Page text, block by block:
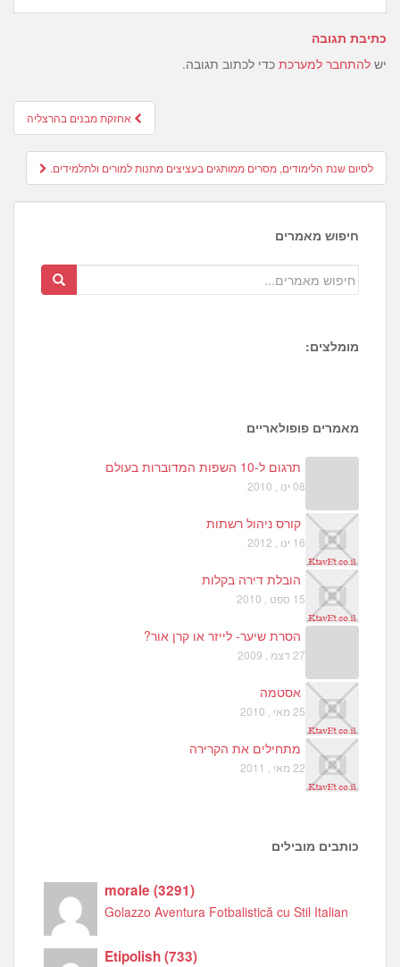
כתיבת תגובה
יש להתחבר למערכת כדי לכתוב תגובה.
אחזקת מבנים בהרצליה
לסיום שנת הלימודים, מסרים ממותגים בעציצים מתנות למורים ולתלמידים.
חיפוש מאמרים
מומלצים:
מאמרים פופולאריים
תרגום ל-10 השפות המדוברות בעולם
08 ינו , 2010
קורס ניהול רשתות
16 ינו , 2012
הובלת דירה בקלות
15 ספט , 2010
הסרת שיער- לייזר או קרן אור?
27 דצמ , 2009
אסטמה
25 מאי , 2010
מתחילים את הקרירה
22 מאי , 2011
כותבים מובילים
morale(3291)
Golazzo Aventura Fotbalistică cu Stil Italian
Etipolish(733)